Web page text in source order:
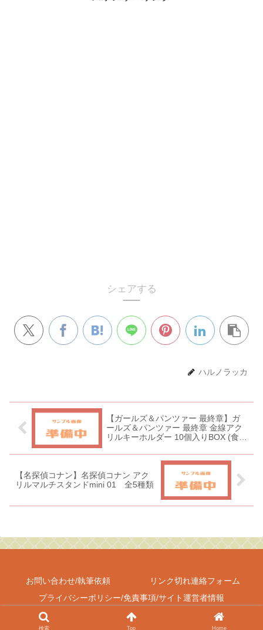
シェアする
ハルノラッカ
【ガールズ＆パンツァー 最終章】ガ
ールズ＆パンツァー 最終章 金線アク
リルキーホルダー 10個入りBOX (食
【名探偵コナン】名探偵コナン アク
リルマルチスタンドmini 01 全5種類
お問い合わせ/執筆依頼
リンク切れ連絡フォーム
プライバシーポリシー/免責事項/サイト運営者情報
Copyright © 2017-2026 しゃべあに All Rights Reserved.
検索 Top Home